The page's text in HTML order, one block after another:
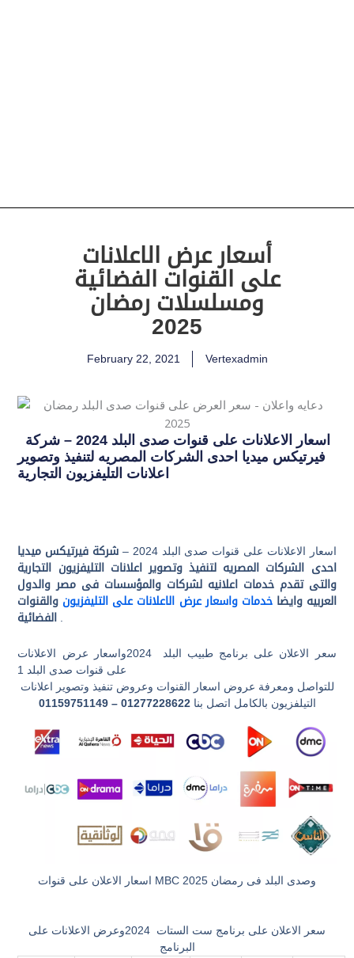
أسعار عرض الاعلانات
على القنوات الفضائية
ومسلسلات رمضان
2025
February 22, 2021 Vertexadmin
فيرتيكس ميديا احدى الشركات المصريه لتنفيذ وتصوير
اعلانات التليفزيون التجارية
اسعار الاعلانات على قنوات صدى البلد 2024 –
شركة فيرتيكس ميديا
احدى الشركات المصريه لتنفيذ وتصوير اعلانات التليفزيون التجارية
والتى تقدم خدمات اعلانيه لشركات والمؤسسات فى مصر والدول
العربيه وايضاخدمات واسعار عرض الاعلانات على التليفزيون والقنوات
سعر الاعلان على برنامج طبيب البلد 2024واسعار عرض الاعلانات
على قنوات صدى البلد 1
للتواصل ومعرفة عروض اسعار القنوات وعروض تنفيذ وتصوير اعلانات
التيلفزيون بالكامل اتصل بنا01277228622 – 01159751149
اسعار الاعلان على قنوات MBC وصدى البلد فى رمضان 2025
سعر الاعلان على برنامج ست الستات 2024وعرض الاعلانات على
البرنامج